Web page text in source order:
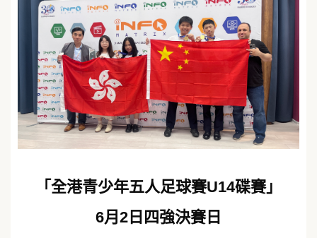
「全港青少年五人足球賽U14碟賽」
6月2日四強決賽日